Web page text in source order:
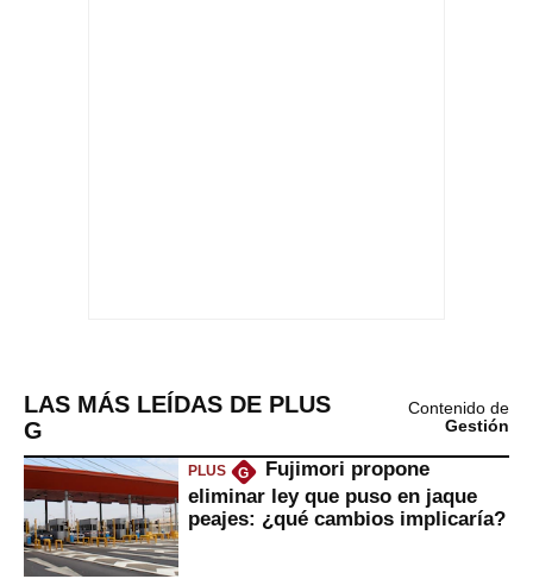
LAS MÁS LEÍDAS DE PLUS
G
Contenido de
Gestión
PLUS G
Fujimori propone
eliminar ley que puso en jaque
peajes: ¿qué cambios implicaría?